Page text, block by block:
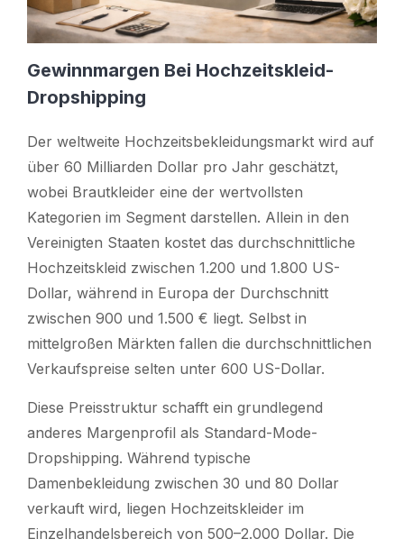
Gewinnmargen Bei Hochzeitskleid-
Dropshipping
Der weltweite Hochzeitsbekleidungsmarkt wird auf
über 60 Milliarden Dollar pro Jahr geschätzt,
wobei Brautkleider eine der wertvollsten
Kategorien im Segment darstellen. Allein in den
Vereinigten Staaten kostet das durchschnittliche
Hochzeitskleid zwischen 1.200 und 1.800 US-
Dollar, während in Europa der Durchschnitt
zwischen 900 und 1.500 € liegt. Selbst in
mittelgroßen Märkten fallen die durchschnittlichen
Verkaufspreise selten unter 600 US-Dollar.
Diese Preisstruktur schafft ein grundlegend
anderes Margenprofil als Standard-Mode-
Dropshipping. Während typische
Damenbekleidung zwischen 30 und 80 Dollar
verkauft wird, liegen Hochzeitskleider im
Einzelhandelsbereich von 500–2.000 Dollar. Die